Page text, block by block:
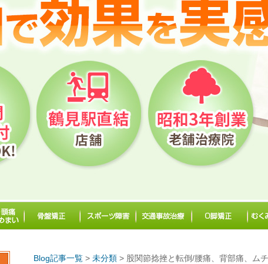
Blog記事一覧 > 未分類 > 股関節捻挫と転倒/腰痛、背部痛、ム